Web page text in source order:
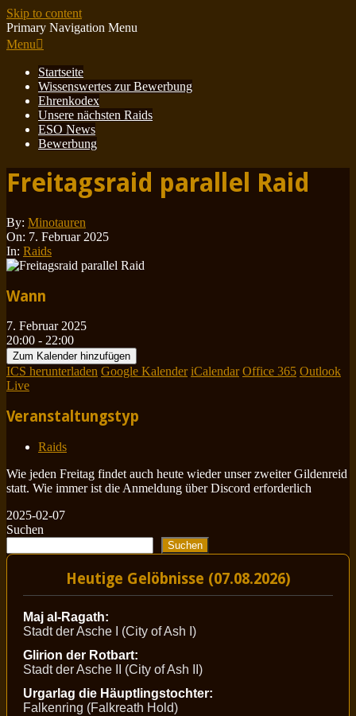
Skip to content
Primary Navigation Menu
Menu
Startseite
Wissenswertes zur Bewerbung
Ehrenkodex
Unsere nächsten Raids
ESO News
Bewerbung
Freitagsraid parallel Raid
By: Minotauren
On: 7. Februar 2025
In: Raids
Wann
7. Februar 2025
20:00 - 22:00
Zum Kalender hinzufügen
ICS herunterladen Google Kalender iCalendar Office 365 Outlook
Live
Veranstaltungstyp
Raids
Wie jeden Freitag findet auch heute wieder unser zweiter Gildenreid
statt. Wie immer ist die Anmeldung über Discord erforderlich
2025-02-07
Suchen
Suchen
Heutige Gelöbnisse (07.08.2026)
Maj al-Ragath:
Stadt der Asche I (City of Ash I)
Glirion der Rotbart:
Stadt der Asche II (City of Ash II)
Urgarlag die Häuptlingstochter:
Falkenring (Falkreath Hold)